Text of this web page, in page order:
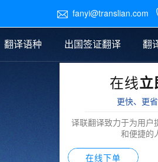
 fanyi@translian.com
图纸翻译
翻译语种 出国签证翻译 翻
笔译
公证样
在线立
更快、更
译联翻译致力于为用户
和便捷的
在线下单